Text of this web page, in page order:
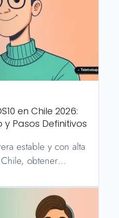
en Chile 2026:
y Pasos Definitivos
estable y con alta
obtener…